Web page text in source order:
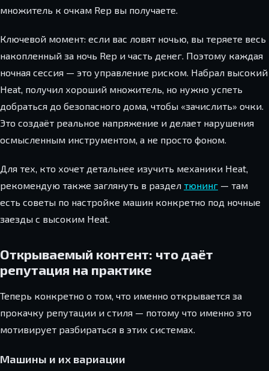
множитель к очкам Rep вы получаете.
Ключевой момент: если вас ловят ночью, вы теряете весь
накопленный за ночь Rep и часть денег. Поэтому каждая
ночная сессия — это управление риском. Набрал высокий
Heat, получил хороший множитель, но нужно успеть
добраться до безопасного дома, чтобы «зачислить» очки.
Это создаёт реальное напряжение и делает нарушения
осмысленным инструментом, а не просто фоном.
Для тех, кто хочет детальнее изучить механики Heat,
рекомендую также заглянуть в раздел тюнинг — там
есть советы по настройке машин конкретно под ночные
заезды с высоким Heat.
Открываемый контент: что даёт
репутация на практике
Теперь конкретно о том, что именно открывается за
прокачку репутации и стиля — потому что именно это
мотивирует разбираться в этих системах.
Машины и их вариации